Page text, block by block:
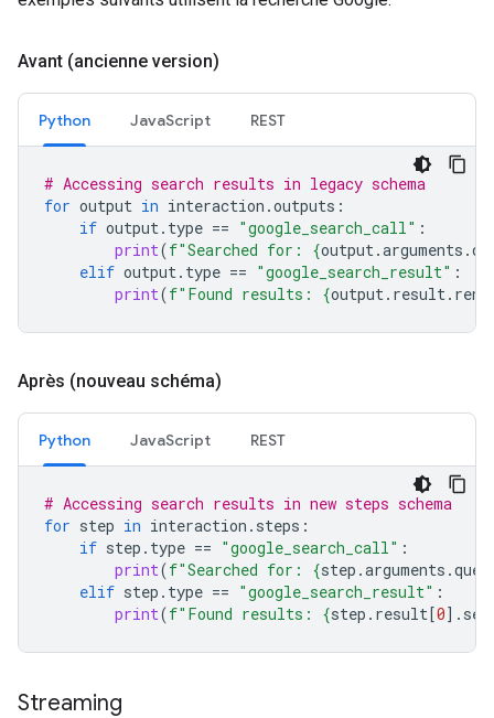
Avant (ancienne version)
Python JavaScript REST
# Accessing search results in legacy schema
for output in interaction .outputs :
if output. type == "google_search_call" :
print(f"Searched for: {output.arguments .
elif output. type == "google_search_result" :
print(f"Found results: {output. result.
Après (nouveau schéma)
Python JavaScript REST
# Accessing search results in new steps schema
for step in interaction . steps :
if step . type == "google_search_call" :
print(f"Searched for: {step .arguments .
elif step . type == "google_search_result" :
print(f"Found results: {step . result[0] .
Streaming